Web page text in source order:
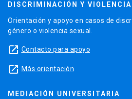
DISCRIMINACIÓN Y VIOLENCIA
Orientación y apoyo en casos de
género o violencia sexual.
launch Contacto para apoyo
launch Más orientación
MEDIACIÓN UNIVERSITARIA